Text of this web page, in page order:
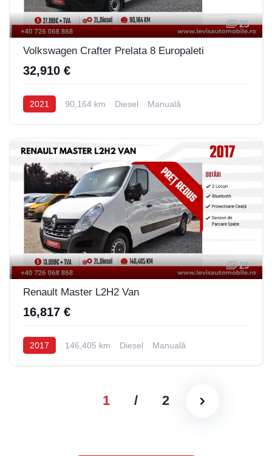
25
Volkswagen Crafter Prelata 8 Europaleti
32,910 €
2021 90,164 km Diesel Manuală
29
Renault Master L2H2 Van
16,817 €
2017 146,405 km Diesel Manuală
1 / 2